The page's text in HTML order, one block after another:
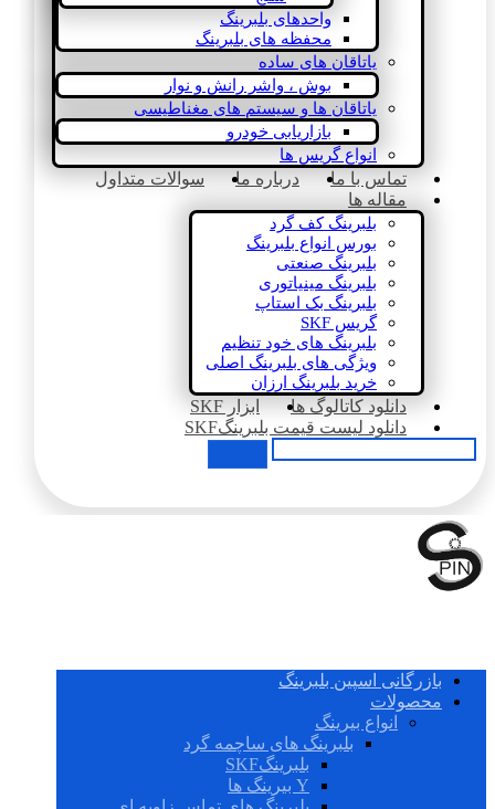
واحدهای بلبرینگ
محفظه های بلبرینگ
یاتاقان های ساده
بوش ، واشر رانش و نوار
یاتاقان ها و سیستم های مغناطیسی
بازاریابی خودرو
انواع گریس ها
تماس با ما درباره ما
سوالات متداول
مقاله ها
بلبرینگ کف گرد
بورس انواع بلبرینگ
بلبرینگ صنعتی
بلبرینگ مینیاتوری
بلبرینگ بک استاپ
گریس SKF
بلبرینگ های خود تنظیم
ویژگی های بلبرینگ اصلی
خرید بلبرینگ ارزان
دانلود کاتالوگ ها
ابزار SKF
دانلود لیست قیمت بلبرینگSKF
بازرگانی اسپین بلبرینگ
محصولات
انواع بیرینگ
بلبرینگ های ساچمه گرد
بلبرینگSKF
Y بیرینگ ها